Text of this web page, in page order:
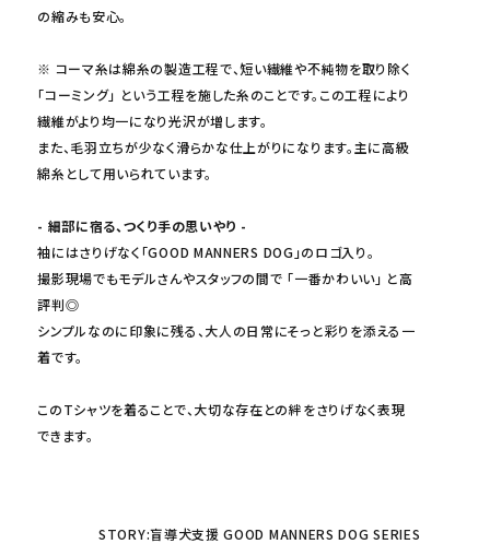
の縮みも安心。
※ コーマ糸は綿糸の製造工程で、短い繊維や不純物を取り除く
「コーミング」 という工程を施した糸のことです。この工程により
繊維がより均一になり光沢が増します。
また、毛羽立ちが少なく滑らかな仕上がりになります。主に高級
綿糸として用いられています。
- 細部に宿る、つくり手の思いやり -
袖にはさりげなく「GOOD MANNERS DOG」のロゴ入り。
撮影現場でもモデルさんやスタッフの間で 「一番かわいい」 と高
評判◎
シンプルなのに印象に残る、大人の日常にそっと彩りを添える一
着です。
このTシャツを着ることで、大切な存在との絆をさりげなく表現
できます。
STORY:盲導犬支援 GOOD MANNERS DOG SERIES